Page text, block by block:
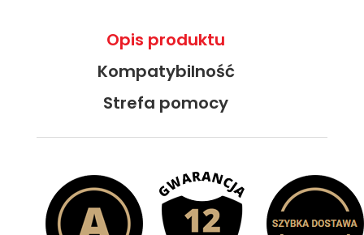
Opis produktu
Kompatybilność
Strefa pomocy